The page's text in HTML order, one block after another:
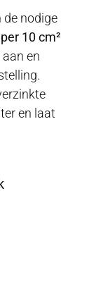
de nodige
10 cm²
en
en laat